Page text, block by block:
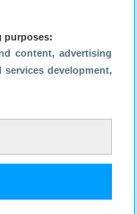
purposes:
content, advertising
services development,